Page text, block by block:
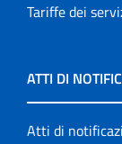
Tariffe dei
ATTI DI
Atti di